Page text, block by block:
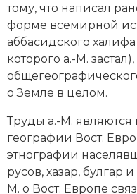
тому, что написал
форме всемирной
аббасидского
которого а.-М.
о Земле в целом.
Труды а.-М.
географии Вост.
этнографии
русов, хазар, булгар
М. о Вост. Европе